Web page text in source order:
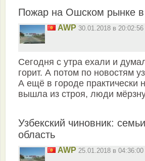
Пожар на Ошском рынке
AWP 30.01.2018 в 20:02:56
Сегодня с утра ехали и
горит. А потом по новостям
А ещё в городе практически
вышла из строя, люди
Узбекский чиновник:
область
AWP 25.01.2018 в 04:36:00